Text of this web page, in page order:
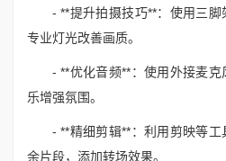
- **提升拍摄技巧**：使用三
专业灯光改善画质。
- **优化音频**：使用外接麦
乐增强氛围。
- **精细剪辑**：利用剪映等
余片段，添加转场效果。